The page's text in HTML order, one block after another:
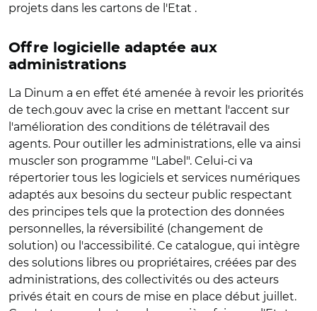
projets dans les cartons de l'Etat .
Offre logicielle adaptée aux
administrations
La Dinum a en effet été amenée à revoir les priorités
de tech.gouv avec la crise en mettant l'accent sur
l'amélioration des conditions de télétravail des
agents. Pour outiller les administrations, elle va ainsi
muscler son programme "Label". Celui-ci va
répertorier tous les logiciels et services numériques
adaptés aux besoins du secteur public respectant
des principes tels que la protection des données
personnelles, la réversibilité (changement de
solution) ou l'accessibilité. Ce catalogue, qui intègre
des solutions libres ou propriétaires, créées par des
administrations, des collectivités ou des acteurs
privés était en cours de mise en place début juillet.